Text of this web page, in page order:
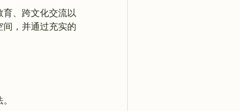
、跨文化交流以
，并通过充实的